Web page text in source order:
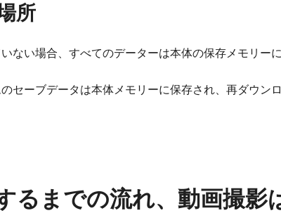
所
い場合、すべてのデーターは本体の保存メモリーに
セーブデータは本体メモリーに保存され、再ダウン
るまでの流れ、動画撮影